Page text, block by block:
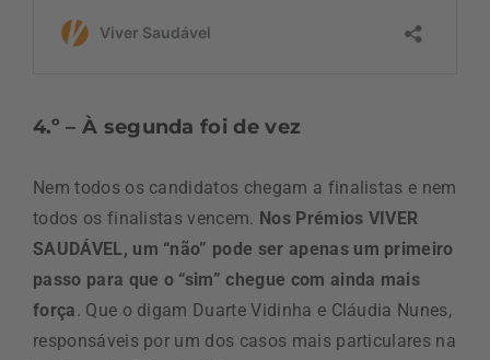
4.º – À segunda foi de vez
Nem todos os candidatos chegam a finalistas e nem
todos os finalistas vencem. Nos Prémios VIVER
SAUDÁVEL, um “não” pode ser apenas um primeiro
passo para que o “sim” chegue com ainda mais
força. Que o digam Duarte Vidinha e Cláudia Nunes,
responsáveis por um dos casos mais particulares na